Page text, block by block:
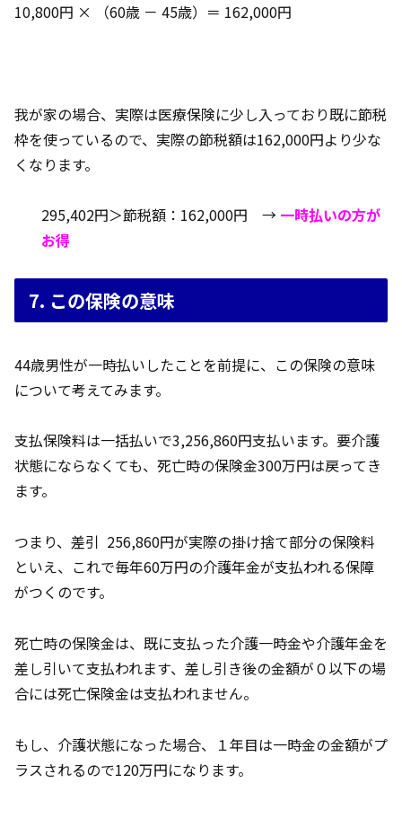
10,800円 × （60歳 － 45歳）＝ 162,000円
我が家の場合、実際は医療保険に少し入っており既に節税
枠を使っているので、実際の節税額は162,000円より少な
くなります。
295,402円＞節税額：162,000円 → 一時払いの方が
お得
7. この保険の意味
44歳男性が一時払いしたことを前提に、この保険の意味
について考えてみます。
支払保険料は一括払いで3,256,860円支払います。要介護
状態にならなくても、死亡時の保険金300万円は戻ってき
ます。
つまり、差引 256,860円が実際の掛け捨て部分の保険料
といえ、これで毎年60万円の介護年金が支払われる保障
がつくのです。
死亡時の保険金は、既に支払った介護一時金や介護年金を
差し引いて支払われます、差し引き後の金額が０以下の場
合には死亡保険金は支払われません。
もし、介護状態になった場合、１年目は一時金の金額がプ
ラスされるので120万円になります。